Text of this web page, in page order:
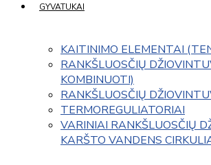
GYVATUKAI
KAITINIMO ELEMENTAI
RANKŠLUOSČIŲ
KOMBINUOTI)
RANKŠLUOSČIŲ
TERMOREGULIATORIAI
VARINIAI RANKŠLUOSČIŲ
KARŠTO VANDENS